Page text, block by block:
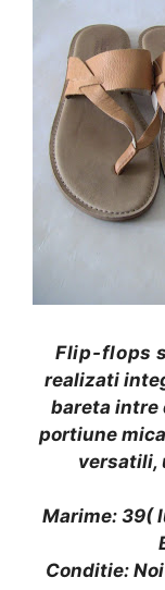
Flip-flops
realizati
bareta intre
portiune
versatili,
Marime: 39(
Conditie: